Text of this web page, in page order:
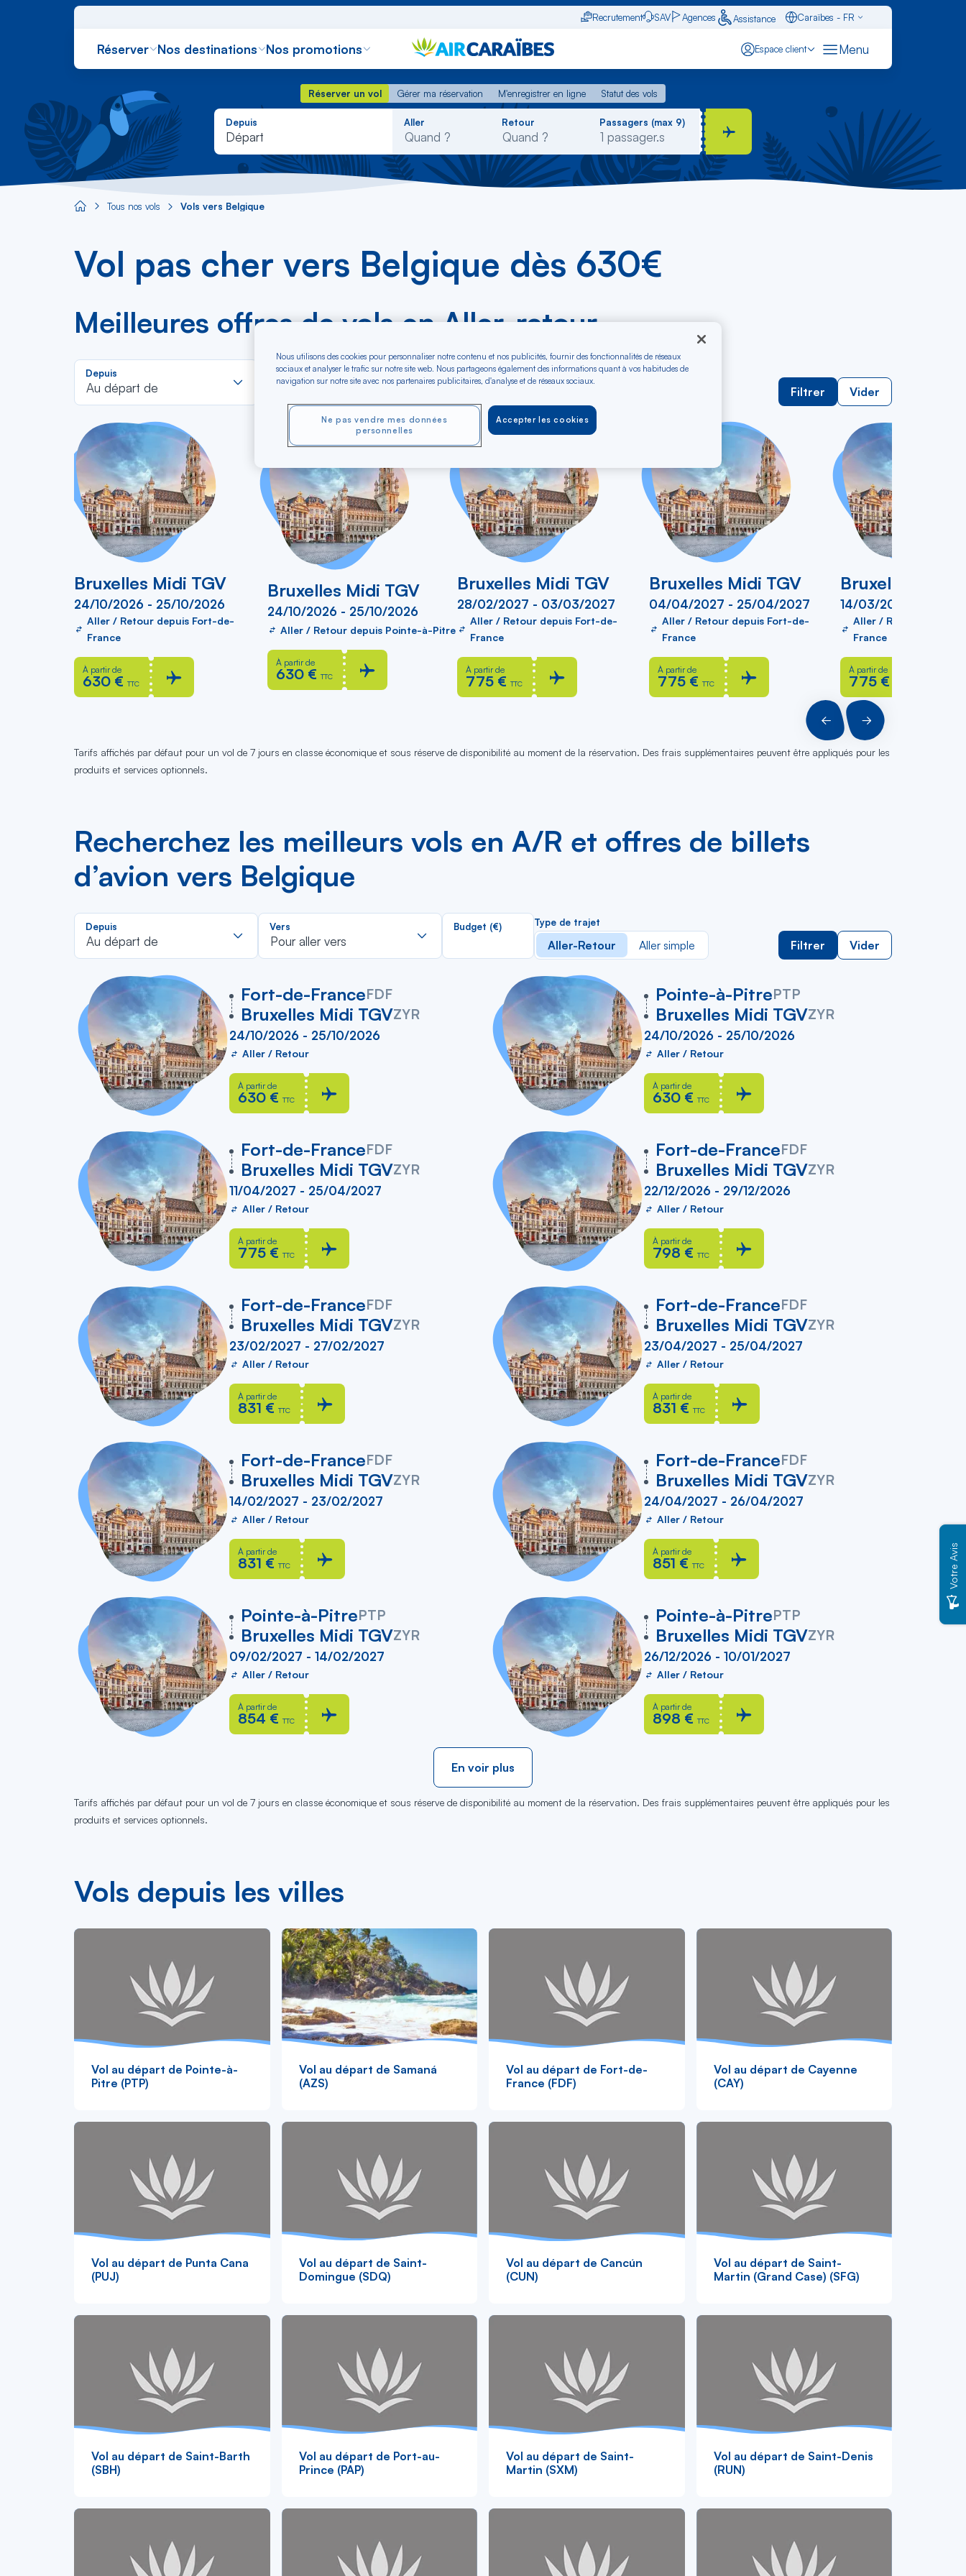
Recrutement SAV Agences Assistance
Caraïbes - FR
Réserver Nos destinations Nos promotions Espace client Menu
Réserver un vol Gérer ma réservation M'enregistrer en ligne
Statut des vols
Réserver un vol
Gérer ma réservation M'enregistrer en ligne Statut des vols
Depuis
Départ
Rechercher
dans
liste
Aller Retour Passagers (max 9)
Aircaraibes.com
Tous nos vols Vols vers Belgique
Vol pas cher vers Belgique dès 630€
Meilleures offres de vols en Aller-retour
Depuis
Au départ de
Rechercher
dans
Vers
Pour aller vers
Rechercher
dans
la
liste
Budget (€) Type de trajet
Filtrer Vider
Bruxelles Midi TGV
24/10/2026 - 25/10/2026
Aller / Retour depuis Fort-de-
France
À partir de
630 € TTC
Bruxelles Midi TGV
24/10/2026 - 25/10/2026
Aller / Retour depuis Pointe-à-Pitre
À partir de
630 € TTC
Bruxelles Midi TGV
28/02/2027 - 03/03/2027
Aller / Retour depuis Fort-de-
France
À partir de
775 € TTC
Bruxelles Midi TGV
04/04/2027 - 25/04/2027
Aller / Retour depuis Fort-de-
France
À partir de
775 € TTC
Bruxelles Midi
14/03/2027 - 17/03/
Aller / Retour depuis
France
À partir de
775 €
PRÉCÉDENT
SUIVANT
Tarifs affichés par défaut pour un vol de 7 jours en classe économique et sous réserve de disponibilité au moment de la réservation. Des frais supplémentaires peuvent être appliqués pour les
produits et services optionnels.
Recherchez les meilleurs vols en A/R et offres de billets
d’avion vers Belgique
Depuis
Au départ de
Rechercher
dans
la
Vers
Pour aller vers
Rechercher
la
Budget (€) Type de trajet
Aller-Retour Aller simple Filtrer Vider
Fort-de-FranceFDF
vers
Bruxelles Midi TGVZYR
24/10/2026 - 25/10/2026
Aller / Retour
À partir de
630 € TTC
Pointe-à-PitrePTP
vers
Bruxelles Midi TGVZYR
24/10/2026 - 25/10/2026
Aller / Retour
À partir de
630 € TTC
Fort-de-FranceFDF
vers
Bruxelles Midi TGVZYR
11/04/2027 - 25/04/2027
Aller / Retour
À partir de
775 € TTC
Fort-de-FranceFDF
vers
Bruxelles Midi TGVZYR
22/12/2026 - 29/12/2026
Aller / Retour
À partir de
798 € TTC
Fort-de-FranceFDF
vers
Bruxelles Midi TGVZYR
23/02/2027 - 27/02/2027
Aller / Retour
À partir de
831 € TTC
Fort-de-FranceFDF
vers
Bruxelles Midi TGVZYR
23/04/2027 - 25/04/2027
Aller / Retour
À partir de
831 € TTC
Fort-de-FranceFDF
vers
Bruxelles Midi TGVZYR
14/02/2027 - 23/02/2027
Aller / Retour
À partir de
831 € TTC
Fort-de-FranceFDF
vers
Bruxelles Midi TGVZYR
24/04/2027 - 26/04/2027
Aller / Retour
À partir de
851 € TTC
Pointe-à-PitrePTP
vers
Bruxelles Midi TGVZYR
09/02/2027 - 14/02/2027
Aller / Retour
À partir de
854 € TTC
Pointe-à-PitrePTP
vers
Bruxelles Midi TGVZYR
26/12/2026 - 10/01/2027
Aller / Retour
À partir de
898 € TTC
En voir plus
Tarifs affichés par défaut pour un vol de 7 jours en classe économique et sous réserve de disponibilité au moment de la réservation. Des frais supplémentaires peuvent être appliqués pour les
produits et services optionnels.
Vols depuis les villes
Vol au départ de Pointe-à-
Pitre (PTP)
Vol au départ de Samaná
(AZS)
Vol au départ de Fort-de-
France (FDF)
Vol au départ de Cayenne
(CAY)
Vol au départ de Punta Cana
(PUJ)
Vol au départ de Saint-
Domingue (SDQ)
Vol au départ de Cancún
(CUN)
Vol au départ de Saint-
Martin (Grand Case) (SFG)
Vol au départ de Saint-Barth
(SBH)
Vol au départ de Port-au-
Prince (PAP)
Vol au départ de Saint-
Martin (SXM)
Vol au départ de Saint-Denis
(RUN)
Nous utilisons des cookies pour personnaliser notre contenu et nos publicités, fournir des fonctionnalités de réseaux
sociaux et analyser le trafic sur notre site web. Nous partageons également des informations quant à vos habitudes de
navigation sur notre site avec nos partenaires publicitaires, d'analyse et de réseaux sociaux.
Accepter les cookies
Ne pas vendre mes données
personnelles
Votre Avis